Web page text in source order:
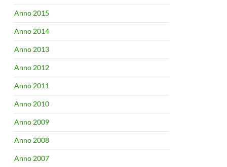
Anno 2015
Anno 2014
Anno 2013
Anno 2012
Anno 2011
Anno 2010
Anno 2009
Anno 2008
Anno 2007